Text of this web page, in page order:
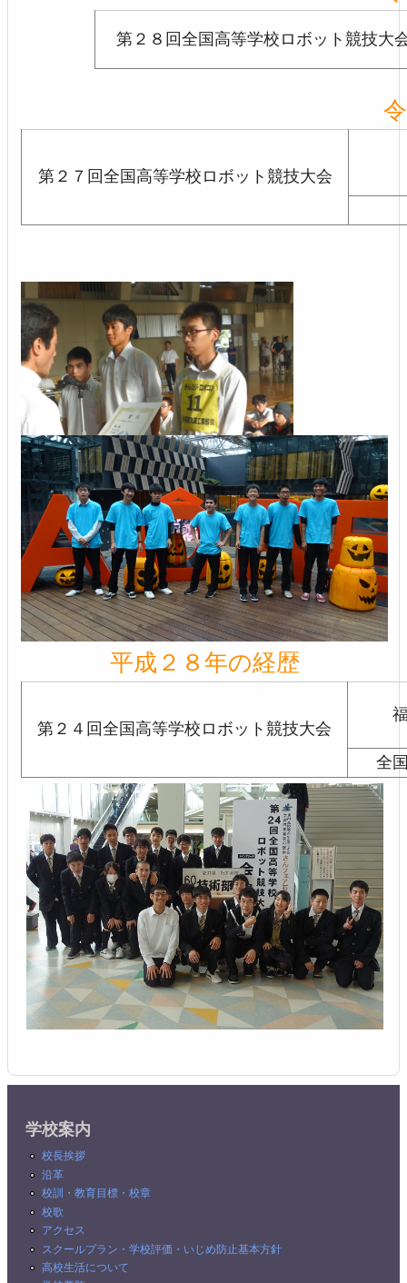
第２８回全国高等学校ロボット競技大
第２７回全国高等学校ロボット競技大会
平成２８年の経歴
第２４回全国高等学校ロボット競技大会
全
学校案内
校長挨拶
沿革
校訓・教育目標・校章
校歌
アクセス
スクールプラン・学校評価・いじめ防止基本方針
高校生活について